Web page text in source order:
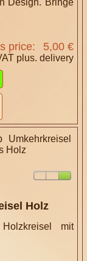
Design. Bringe
price: 5,00 €
plus. delivery
Holz
mit